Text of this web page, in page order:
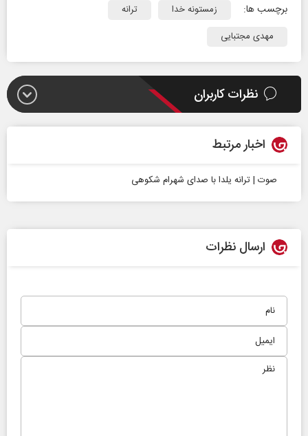
برچسب ها: زمستونه خدا
ترانه
مهدی مجتبایی
نظرات کاربران
اخبار مرتبط
صوت | ترانه یلدا با صدای شهرام شکوهی
ارسال نظرات